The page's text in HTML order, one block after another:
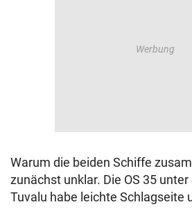
Warum die beiden Schiffe
zunächst unklar. Die OS 35
Tuvalu habe leichte Schlagseite